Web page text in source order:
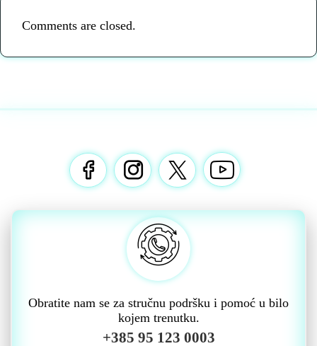
Comments are closed.
Obratite nam se za stručnu podršku i pomoć u bilo
kojem trenutku.
+385 95 123 0003